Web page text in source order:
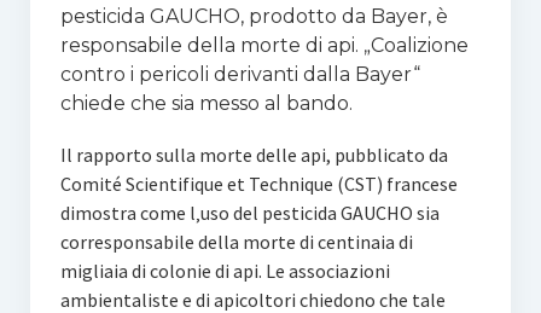
pesticida GAUCHO, prodotto da Bayer, è
responsabile della morte di api. „Coalizione
contro i pericoli derivanti dalla Bayer“
chiede che sia messo al bando.
Il rapporto sulla morte delle api, pubblicato da
Comité Scientifique et Technique (CST) francese
dimostra come l‚uso del pesticida GAUCHO sia
corresponsabile della morte di centinaia di
migliaia di colonie di api. Le associazioni
ambientaliste e di apicoltori chiedono che tale